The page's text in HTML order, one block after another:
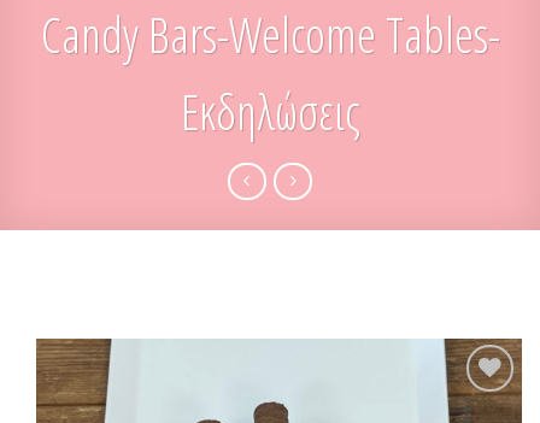
Candy Bars-Welcome Tables-
Εκδηλώσεις